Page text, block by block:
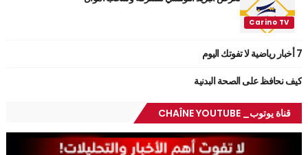
7 أخبار رياضية لا تفوتك اليوم
كيف نحافظ على الصحة البدنية
قناة يوتوب_ CHAÎNE YOUTUBE